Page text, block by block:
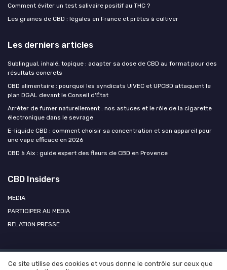
Comment éviter un test salivaire positif au THC ?
Les graines de CBD : légales en France et prêtes à cultiver
Les derniers articles
Sublingual, inhalé, topique : adapter sa dose de CBD au format pour des
résultats concrets
CBD alimentaire : pourquoi les syndicats UIVEC et UPCBD attaquent le
plan DGAL devant le Conseil d'État
Arrêter de fumer naturellement : nos astuces et le rôle de la cigarette
électronique dans le sevrage
E-liquide CBD : comment choisir sa concentration et son appareil pour
une vape efficace en 2026
CBD à Aix : guide expert des fleurs de CBD en Provence
CBD Insiders
MEDIA
PARTICIPER AU MEDIA
RELATION PRESSE
Mentions légales Politique de confidentialité Participer au
Ce site utilise des cookies et vous donne le contrôle sur ceux que